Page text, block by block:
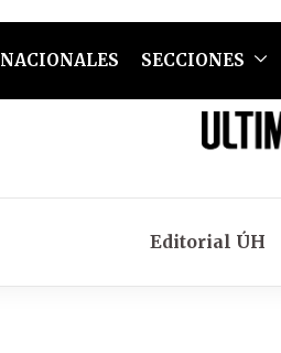
NACIONALES SECCIONES
Editorial ÚH